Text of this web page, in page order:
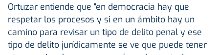
Ortuzar entiende que "en democracia hay que
respetar los procesos y si en un ámbito hay un
camino para revisar un tipo de delito penal y ese
tipo de delito jurídicamente se ve que puede tener